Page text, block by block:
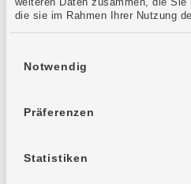
die sie im Rahmen Ihrer Nutzung
Notwendig
Präferenzen
Statistiken
Kontaktformular